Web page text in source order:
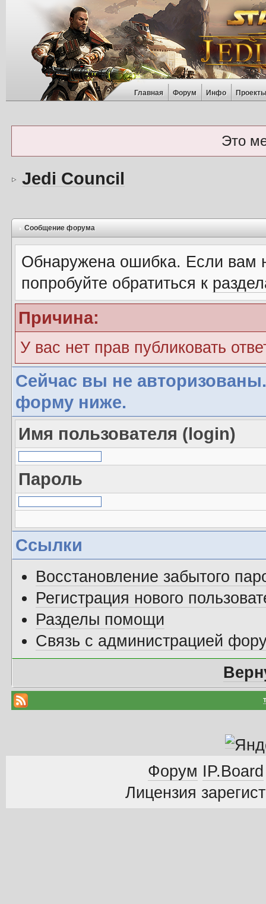
Главная Форум Инфо
Это
Jedi Council
Сообщение форума
Обнаружена ошибка. Если вам
попробуйте обратиться к
Причина:
У вас нет прав публиковать
Сейчас вы не
форму ниже.
Имя пользователя (login)
Пароль
Ссылки
Восстановление забытого
Регистрация нового
Разделы помощи
Связь с администрацией
Форум IP.Board
Лицензия